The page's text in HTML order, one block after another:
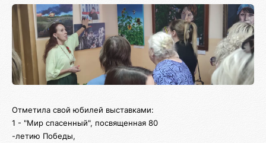
Отметила свой юбилей выставками:
1 - "Мир спасенный", посвященная 80
-летию Победы,